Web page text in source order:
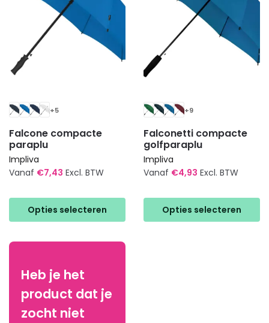
+5
Falcone compacte
paraplu
Impliva
Vanaf €7,43 Excl. BTW
Opties selecteren
product
heeft
optie
kan
gekozen
+9
Falconetti compacte
golfparaplu
Impliva
Vanaf €4,93 Excl. BTW
Opties selecteren
product
heeft
Heb je het
product dat je
zocht niet